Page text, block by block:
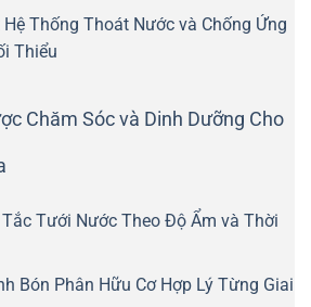
Thống Thoát Nước và Chống Ứng
Thiểu
Chăm Sóc và Dinh Dưỡng Cho
Tắc Tưới Nước Theo Độ Ẩm và Thời
Bón Phân Hữu Cơ Hợp Lý Từng Giai